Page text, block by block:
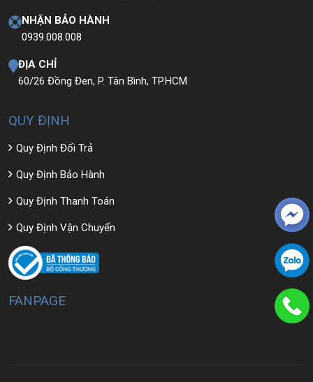
NHẬN BẢO HÀNH
0939.008.008
ĐỊA CHỈ
60/26 Đồng Đen, P. Tân Bình, TP.HCM
QUY ĐỊNH
Quy Định Đổi Trả
Quy Định Bảo Hành
Quy Định Thanh Toán
Quy Định Vận Chuyển
FANPAGE